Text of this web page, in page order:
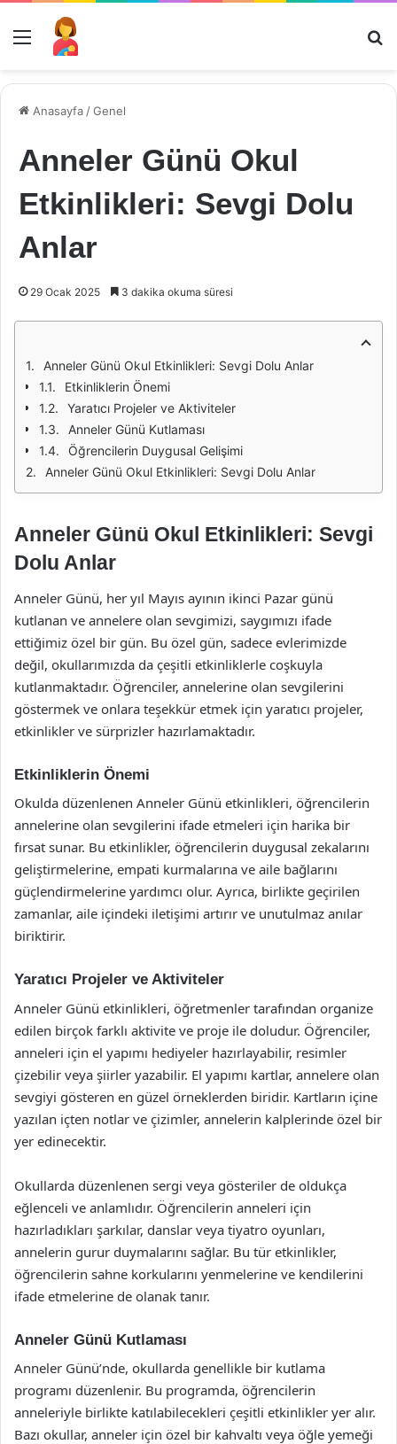
Menü
Anasayfa /Genel
Anneler Günü Okul
Etkinlikleri: Sevgi Dolu
Anlar
29 Ocak 2025 3 dakika okuma süresi
Anneler Günü Okul Etkinlikleri: Sevgi Dolu Anlar
Etkinliklerin Önemi
Yaratıcı Projeler ve Aktiviteler
Anneler Günü Kutlaması
Öğrencilerin Duygusal Gelişimi
Anneler Günü Okul Etkinlikleri: Sevgi Dolu Anlar
Anneler Günü Okul Etkinlikleri: Sevgi
Dolu Anlar
Anneler Günü, her yıl Mayıs ayının ikinci Pazar günü
kutlanan ve annelere olan sevgimizi, saygımızı ifade
ettiğimiz özel bir gün. Bu özel gün, sadece evlerimizde
değil, okullarımızda da çeşitli etkinliklerle coşkuyla
kutlanmaktadır. Öğrenciler, annelerine olan sevgilerini
göstermek ve onlara teşekkür etmek için yaratıcı projeler,
etkinlikler ve sürprizler hazırlamaktadır.
Etkinliklerin Önemi
Okulda düzenlenen Anneler Günü etkinlikleri, öğrencilerin
annelerine olan sevgilerini ifade etmeleri için harika bir
fırsat sunar. Bu etkinlikler, öğrencilerin duygusal zekalarını
geliştirmelerine, empati kurmalarına ve aile bağlarını
güçlendirmelerine yardımcı olur. Ayrıca, birlikte geçirilen
zamanlar, aile içindeki iletişimi artırır ve unutulmaz anılar
biriktirir.
Yaratıcı Projeler ve Aktiviteler
Anneler Günü etkinlikleri, öğretmenler tarafından organize
edilen birçok farklı aktivite ve proje ile doludur. Öğrenciler,
anneleri için el yapımı hediyeler hazırlayabilir, resimler
çizebilir veya şiirler yazabilir. El yapımı kartlar, annelere olan
sevgiyi gösteren en güzel örneklerden biridir. Kartların içine
yazılan içten notlar ve çizimler, annelerin kalplerinde özel bir
yer edinecektir.
Okullarda düzenlenen sergi veya gösteriler de oldukça
eğlenceli ve anlamlıdır. Öğrencilerin anneleri için
hazırladıkları şarkılar, danslar veya tiyatro oyunları,
annelerin gurur duymalarını sağlar. Bu tür etkinlikler,
öğrencilerin sahne korkularını yenmelerine ve kendilerini
ifade etmelerine de olanak tanır.
Anneler Günü Kutlaması
Anneler Günü’nde, okullarda genellikle bir kutlama
programı düzenlenir. Bu programda, öğrencilerin
anneleriyle birlikte katılabilecekleri çeşitli etkinlikler yer alır.
Bazı okullar, anneler için özel bir kahvaltı veya öğle yemeği